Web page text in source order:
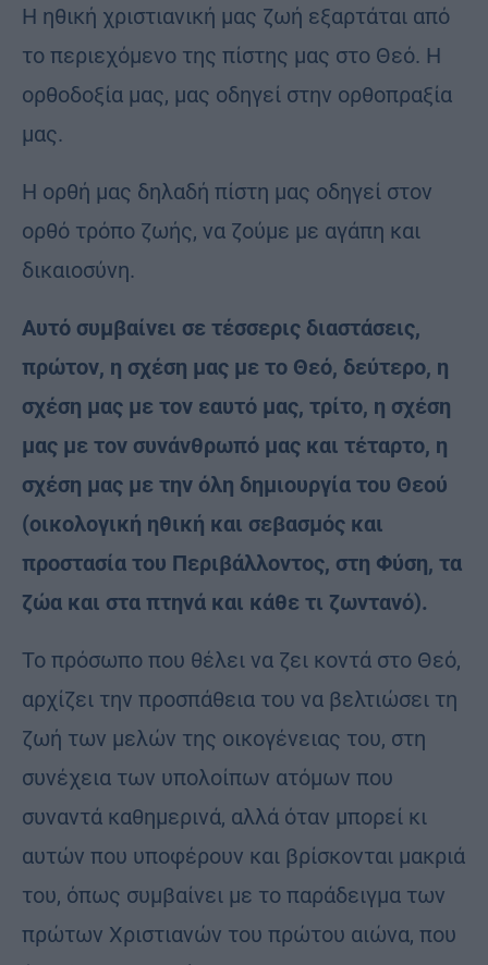
Η ηθική χριστιανική μας ζωή εξαρτάται από
το περιεχόμενο της πίστης μας στο Θεό. Η
ορθοδοξία μας, μας οδηγεί στην ορθοπραξία
μας.
Η ορθή μας δηλαδή πίστη μας οδηγεί στον
ορθό τρόπο ζωής, να ζούμε με αγάπη και
δικαιοσύνη.
Αυτό συμβαίνει σε τέσσερις διαστάσεις,
πρώτον, η σχέση μας με το Θεό, δεύτερο, η
σχέση μας με τον εαυτό μας, τρίτο, η σχέση
μας με τον συνάνθρωπό μας και τέταρτο, η
σχέση μας με την όλη δημιουργία του Θεού
(οικολογική ηθική και σεβασμός και
προστασία του Περιβάλλοντος, στη Φύση, τα
ζώα και στα πτηνά και κάθε τι ζωντανό).
Το πρόσωπο που θέλει να ζει κοντά στο Θεό,
αρχίζει την προσπάθεια του να βελτιώσει τη
ζωή των μελών της οικογένειας του, στη
συνέχεια των υπολοίπων ατόμων που
συναντά καθημερινά, αλλά όταν μπορεί κι
αυτών που υποφέρουν και βρίσκονται μακριά
του, όπως συμβαίνει με το παράδειγμα των
πρώτων Χριστιανών του πρώτου αιώνα, που